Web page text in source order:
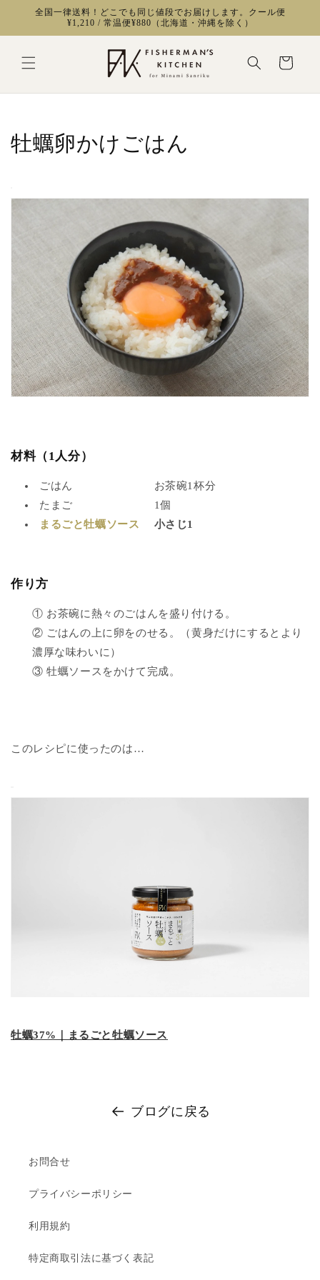
ンツに
全国一律送料！どこでも同じ値段でお届けします。クール便
¥1,210 / 常温便¥880（北海道・沖縄を除く）
ー
牡蠣卵かけごはん
材料（1人分）
ごはん お茶碗1杯分
たまご 1個
まるごと牡蠣ソース
小さじ1
作り方
① お茶碗に熱々のごはんを盛り付ける。
② ごはんの上に卵をのせる。（黄身だけにするとより
濃厚な味わいに）
③牡蠣ソースをかけて完成。
このレシピに使ったのは…
牡蠣37%｜まるごと牡蠣ソース
ブログに戻る
お問合せ
プライバシーポリシー
利用規約
特定商取引法に基づく表記